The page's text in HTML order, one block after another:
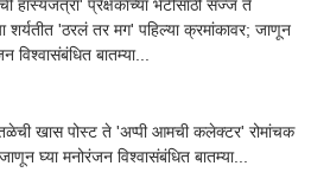
हास्यजत्रा' प्रेक्षकांच्या भेटीसाठी सज्ज ते
शर्यतीत 'ठरलं तर मग' पहिल्या क्रमांकावर; जाणून
विश्वासंबंधित बातम्या...
खास पोस्ट ते 'अप्पी आमची कलेक्टर' रोमांचक
घ्या मनोरंजन विश्वासंबंधित बातम्या...